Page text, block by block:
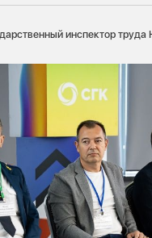
инспектор